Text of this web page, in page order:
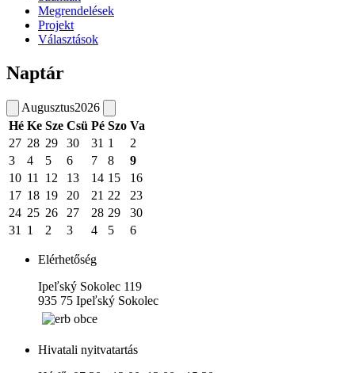
Megrendelések
Projekt
Választások
Naptár
Augusztus2026
Hé Ke Sze Csü Pé Szo Va
27 28 29 30 31 1
2
3
4 5 6 7 8
9
10 11 12 13 14 15
16
17 18 19 20 21 22
23
24 25 26 27 28 29
30
31
1 2 3 4 5 6
Elérhetőség
Ipeľský Sokolec 119
935 75 Ipeľský Sokolec
Hivatali nyitvatartás